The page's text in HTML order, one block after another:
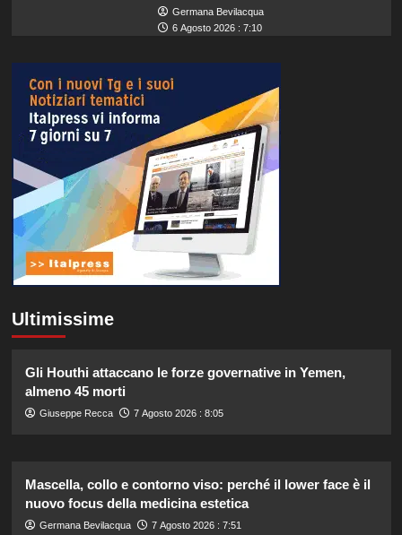
Germana Bevilacqua
6 Agosto 2026 : 7:10
Ultimissime
Gli Houthi attaccano le forze governative in Yemen,
almeno 45 morti
Giuseppe Recca 7 Agosto 2026 : 8:05
Mascella, collo e contorno viso: perché il lower face è il
nuovo focus della medicina estetica
Germana Bevilacqua 7 Agosto 2026 : 7:51